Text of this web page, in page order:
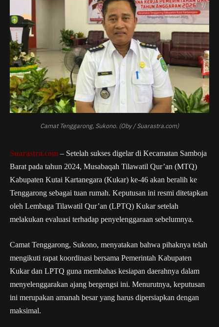
Camat Tenggarong, Sukono. (Oby / Suarastra.com)
Suarastra.com – Setelah sukses digelar di Kecamatan Samboja
Barat pada tahun 2024, Musabaqah Tilawatil Qur’an (MTQ)
Kabupaten Kutai Kartanegara (Kukar) ke-46 akan beralih ke
Tenggarong sebagai tuan rumah. Keputusan ini resmi ditetapkan
oleh Lembaga Tilawatil Qur’an (LPTQ) Kukar setelah
melakukan evaluasi terhadap penyelenggaraan sebelumnya.
Camat Tenggarong, Sukono, menyatakan bahwa pihaknya telah
mengikuti rapat koordinasi bersama Pemerintah Kabupaten
Kukar dan LPTQ guna membahas kesiapan daerahnya dalam
menyelenggarakan ajang bergengsi ini. Menurutnya, keputusan
ini merupakan amanah besar yang harus dipersiapkan dengan
maksimal.